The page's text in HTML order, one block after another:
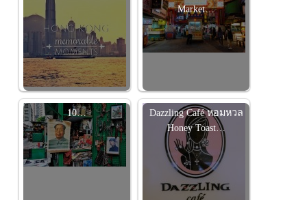
Market…
10…
Dazzling Café หอมหวล
Honey Toast…